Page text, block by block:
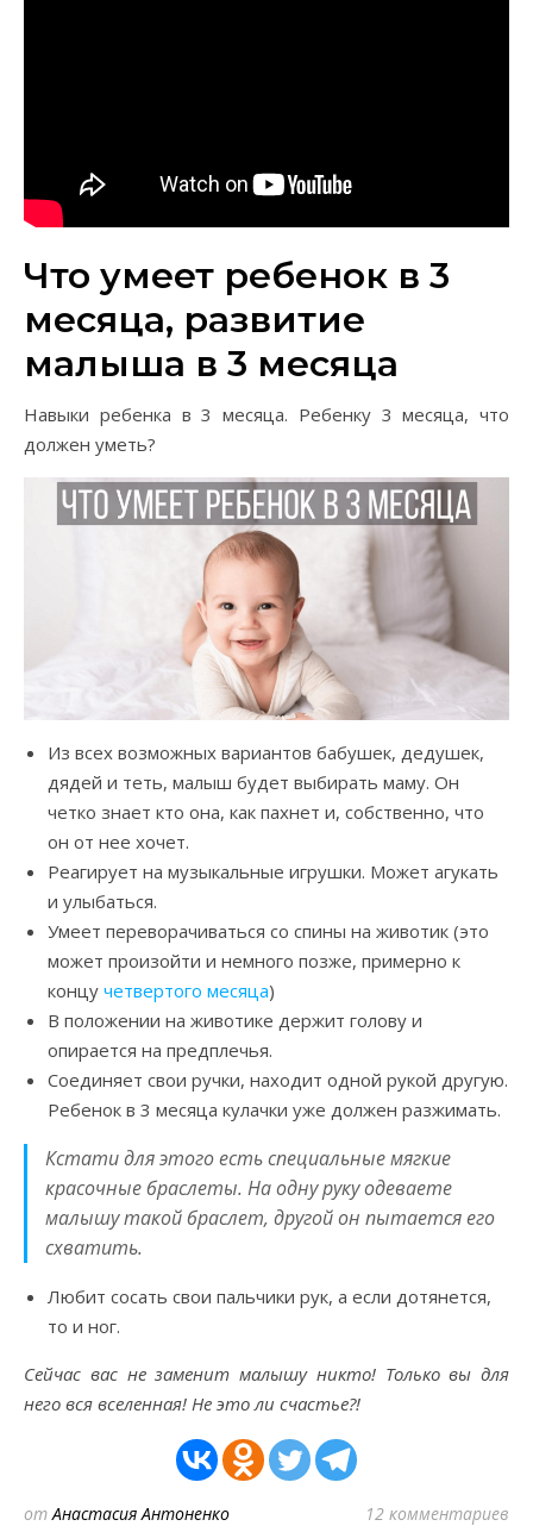
Что умеет ребенок в 3
месяца, развитие
малыша в 3 месяца
Навыки ребенка в 3 месяца. Ребенку 3 месяца, что
должен уметь?
Из всех возможных вариантов бабушек, дедушек,
дядей и теть, малыш будет выбирать маму. Он
четко знает кто она, как пахнет и, собственно, что
он от нее хочет.
Реагирует на музыкальные игрушки. Может агукать
и улыбаться.
Умеет переворачиваться со спины на животик (это
может произойти и немного позже, примерно к
концу четвертого месяца)
В положении на животике держит голову и
опирается на предплечья.
Соединяет свои ручки, находит одной рукой другую.
Ребенок в 3 месяца кулачки уже должен разжимать.
Кстати для этого есть специальные мягкие
красочные браслеты. На одну руку одеваете
малышу такой браслет, другой он пытается его
схватить.
Любит сосать свои пальчики рук, а если дотянется,
то и ног.
Сейчас вас не заменит малышу никто! Только вы для
него вся вселенная! Не это ли счастье?!
отАнастасия Антоненко 12 комментариев